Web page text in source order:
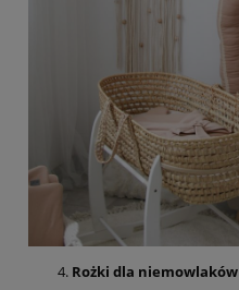
Rożki dla niemowlaków